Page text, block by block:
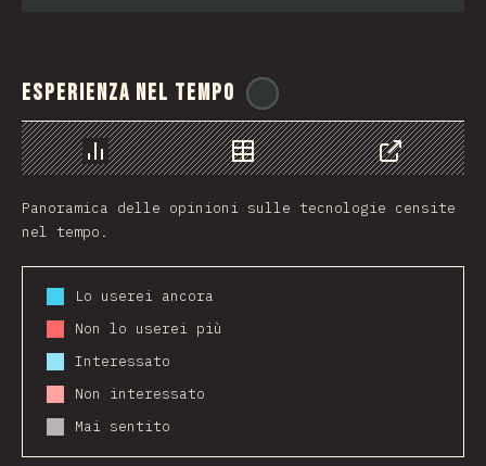
Esperienza nel tempo
Grafico Dati
Condividere
Panoramica delle opinioni sulle tecnologie censite
nel tempo.
Lo userei ancora
Non lo userei più
Interessato
Non interessato
Mai sentito
2016 2017 2018 2019 2020 2021